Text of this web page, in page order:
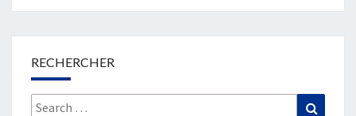
RECHERCHER
Search